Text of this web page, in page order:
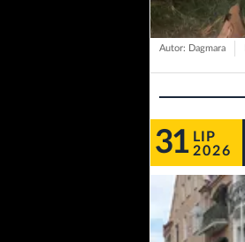
Autor: Dagmara
31 LIP
2026